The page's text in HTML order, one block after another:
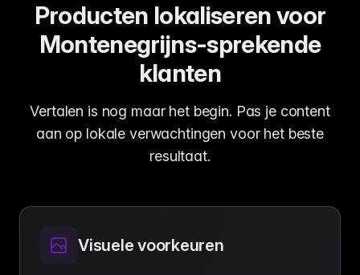
Producten lokaliseren voor
Montenegrijns-sprekende
klanten
Vertalen is nog maar het begin. Pas je content
aan op lokale verwachtingen voor het beste
resultaat.
Visuele voorkeuren